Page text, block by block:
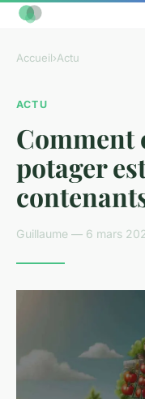
Accueil›Actu
ACTU
Comment
potager
Guillaume — 6 mars